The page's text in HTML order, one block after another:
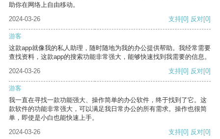
助你在网络上自由移动。
2024-03-26
支持[0] 反对[0]
游客
这款app就像我的私人助理，随时随地为我的办公提供帮助。我经常需要
查找资料，这款app的搜索功能非常强大，能够快速找到我需要的信息。
2024-03-26
支持[0] 反对[0]
游客
我一直在寻找一款功能强大、操作简单的办公软件，终于找到了它。这
款软件的功能非常强大，可以满足我日常办公的所有需求。操作也很简
单，即使是小白也能快速上手。
2024-03-26
支持[0] 反对[0]